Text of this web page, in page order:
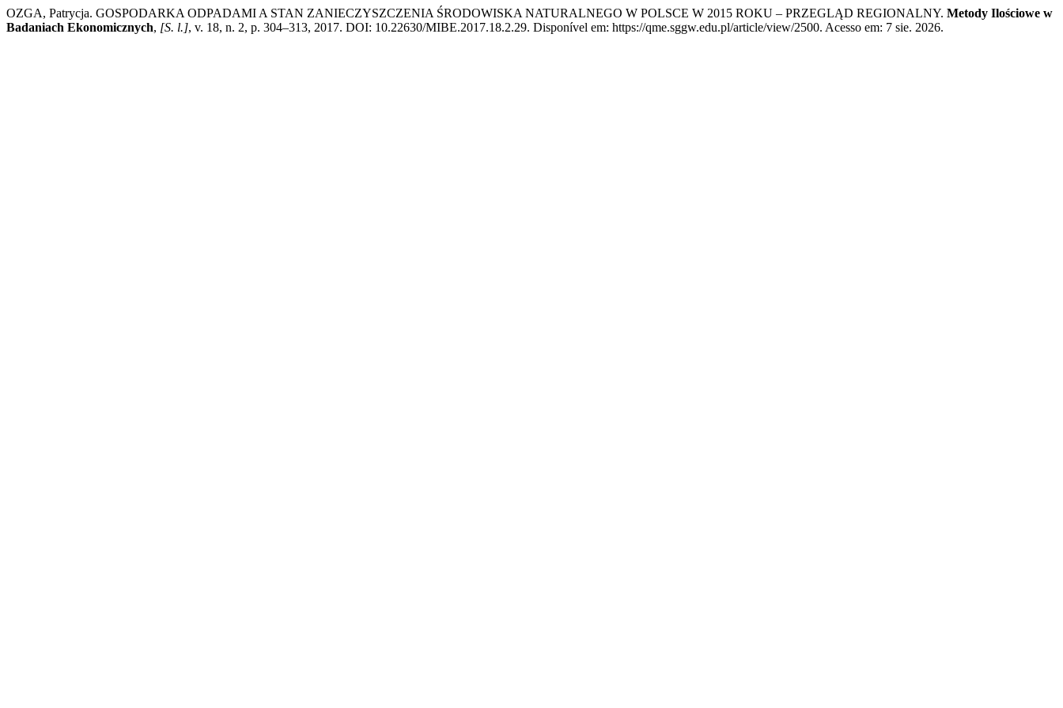
OZGA, Patrycja. GOSPODARKA ODPADAMI A STAN ZANIECZYSZCZENIA ŚRODOWISKA NATURALNEGO W POLSCE W 2015 ROKU – PRZEGLĄD REGIONALNY. Metody Ilościowe w
Badaniach Ekonomicznych, [S. l.], v. 18, n. 2, p. 304–313, 2017. DOI: 10.22630/MIBE.2017.18.2.29. Disponível em: https://qme.sggw.edu.pl/article/view/2500. Acesso em: 7 sie. 2026.